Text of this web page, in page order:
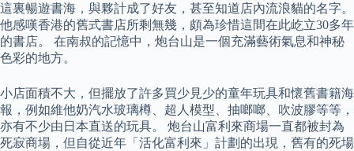
這裏暢遊書海，與夥計成了好友，甚至知道店內流浪貓的名字。
他感嘆香港的舊式書店所剩無幾，頗為珍惜這間在此屹立30多年
的書店。 在南叔的記憶中，炮台山是一個充滿藝術氣息和神秘
色彩的地方。
小店面積不大，但擺放了許多買少見少的童年玩具和懷舊書籍海
報，例如維他奶汽水玻璃樽、超人模型、抽啷啷、吹波膠等等，
亦有不少由日本直送的玩具。 炮台山富利來商場一直都被封為
死寂商場，但自從近年「活化富利來」計劃的出現，舊有的死場